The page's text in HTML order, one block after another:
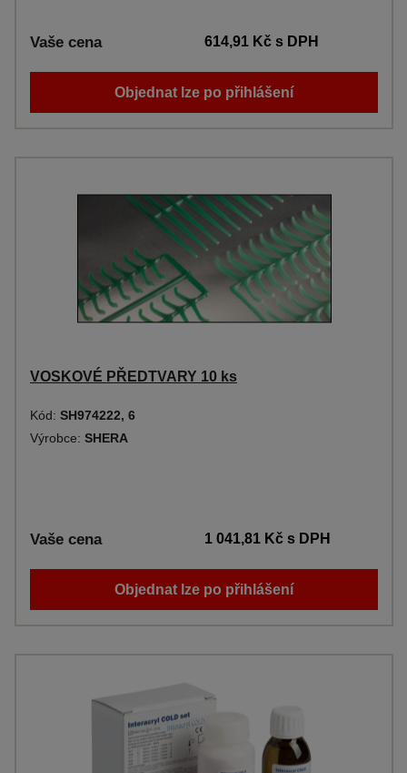
Vaše cena 614,91 Kčs DPH
Objednat lze po přihlášení
VOSKOVÉ PŘEDTVARY 10 ks
Kód: SH974222, 6
Výrobce: SHERA
Vaše cena 1 041,81 Kčs DPH
Objednat lze po přihlášení